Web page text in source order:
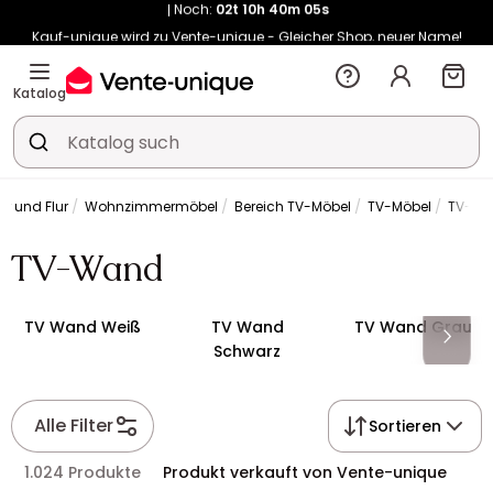
Kauf-unique wird zu Vente-unique - Gleicher Shop, neuer Name!
-10% ab 400€ mitHEAT10auf Vente-unique-Produkte
Noch:
Katalog
und Flur Wohnzimmermöbel Bereich TV-Möbel TV-Möbel TV-
TV-Wand
TV Wand Weiß
TV Wand
Schwarz
TV Wand Grau
Alle Filter Sortieren
1.024 Produkte Produkt verkauft von Vente-unique